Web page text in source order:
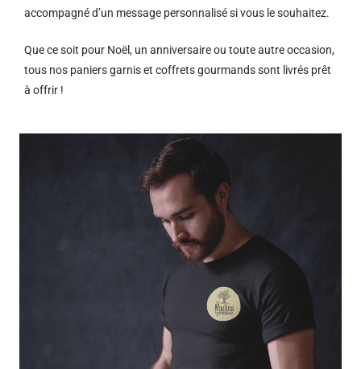
accompagné d’un message personnalisé si vous le souhaitez.
Que ce soit pour Noël, un anniversaire ou toute autre occasion,
tous nos paniers garnis et coffrets gourmands sont livrés prêt
à offrir !